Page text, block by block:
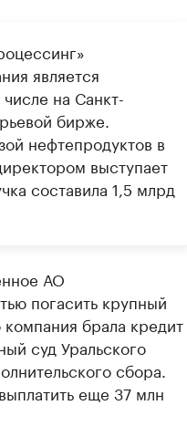
является
на Санкт-
бирже.
нефтепродуктов в
выступает
составила 1,5 млрд
АО
погасить крупный
брала кредит
суд Уральского
сбора.
еще 37 млн